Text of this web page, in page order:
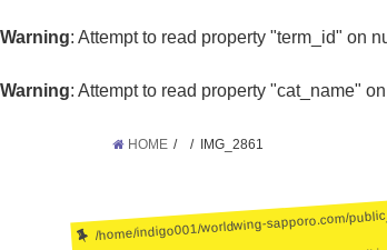
Warning: Attempt to read property "term_id" on
Warning: Attempt to read property "cat_name"
HOME IMG_2861
/home/indigo001/worldwing-sapporo.com/